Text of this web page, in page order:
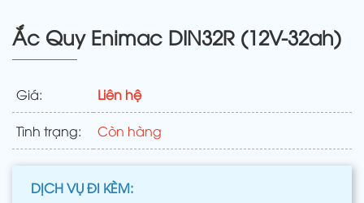
Ắc Quy Enimac DIN32R (12V-32ah)
Giá: Liên hệ
Tình trạng: Còn hàng
DỊCH VỤ ĐI KÈM: